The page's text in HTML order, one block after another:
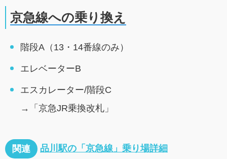
京急線への乗り換え
階段A（13・14番線のみ）
エレベーターB
エスカレーター/階段C
→「京急JR乗換改札」
関連 品川駅の「京急線」乗り場詳細